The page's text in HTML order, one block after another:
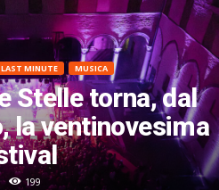
LAST MINUTE MUSICA
Stelle torna, dal
la ventinovesima
199